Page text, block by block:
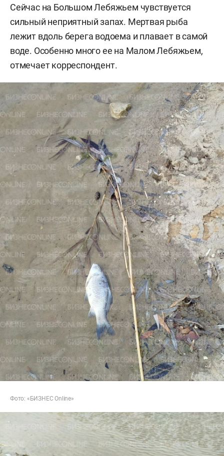
Сейчас на Большом Лебяжьем чувствуется
сильный неприятный запах. Мертвая рыба
лежит вдоль берега водоема и плавает в самой
воде. Особенно много ее на Малом Лебяжьем,
отмечает корреспондент.
Фото: «БИЗНЕСOnline»